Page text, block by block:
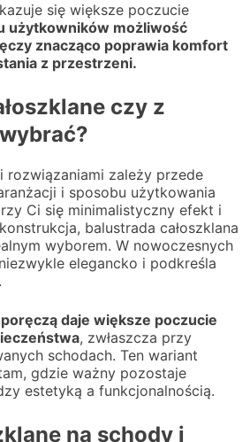
się większe poczucie
użytkowników możliwość
znacząco poprawia komfort
z przestrzeni.
czy z
rozwiązaniami zależy przede
i sposobu użytkowania
Ci się minimalistyczny efekt i
balustrada całoszklana
wyborem. W nowoczesnych
elegancko i podkreśla
daje większe poczucie
, zwłaszcza przy
schodach. Ten wariant
gdzie ważny pozostaje
estetyką a funkcjonalnością.
na schody i